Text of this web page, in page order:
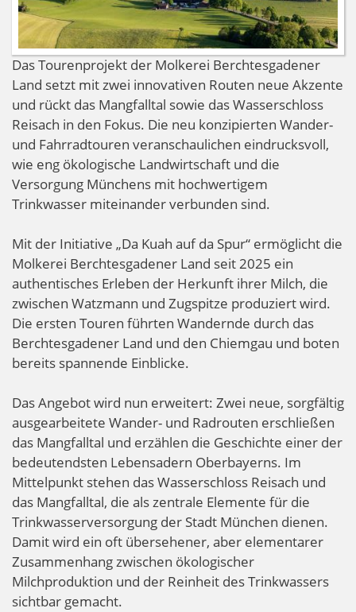
Das Tourenprojekt der Molkerei Berchtesgadener
Land setzt mit zwei innovativen Routen neue Akzente
und rückt das Mangfalltal sowie das Wasserschloss
Reisach in den Fokus. Die neu konzipierten Wander-
und Fahrradtouren veranschaulichen eindrucksvoll,
wie eng ökologische Landwirtschaft und die
Versorgung Münchens mit hochwertigem
Trinkwasser miteinander verbunden sind.
Mit der Initiative „Da Kuah auf da Spur“ ermöglicht die
Molkerei Berchtesgadener Land seit 2025 ein
authentisches Erleben der Herkunft ihrer Milch, die
zwischen Watzmann und Zugspitze produziert wird.
Die ersten Touren führten Wandernde durch das
Berchtesgadener Land und den Chiemgau und boten
bereits spannende Einblicke.
Das Angebot wird nun erweitert: Zwei neue, sorgfältig
ausgearbeitete Wander- und Radrouten erschließen
das Mangfalltal und erzählen die Geschichte einer der
bedeutendsten Lebensadern Oberbayerns. Im
Mittelpunkt stehen das Wasserschloss Reisach und
das Mangfalltal, die als zentrale Elemente für die
Trinkwasserversorgung der Stadt München dienen.
Damit wird ein oft übersehener, aber elementarer
Zusammenhang zwischen ökologischer
Milchproduktion und der Reinheit des Trinkwassers
sichtbar gemacht.